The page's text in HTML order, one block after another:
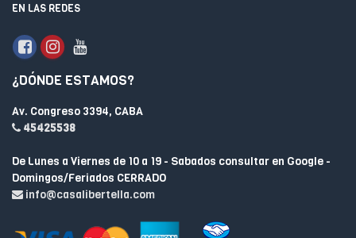
EN LAS REDES
¿DÓNDE ESTAMOS?
Av. Congreso 3394, CABA
45425538
De Lunes a Viernes de 10 a 19 - Sabados consultar en Google -
Domingos/Feriados CERRADO
info@casalibertella.com